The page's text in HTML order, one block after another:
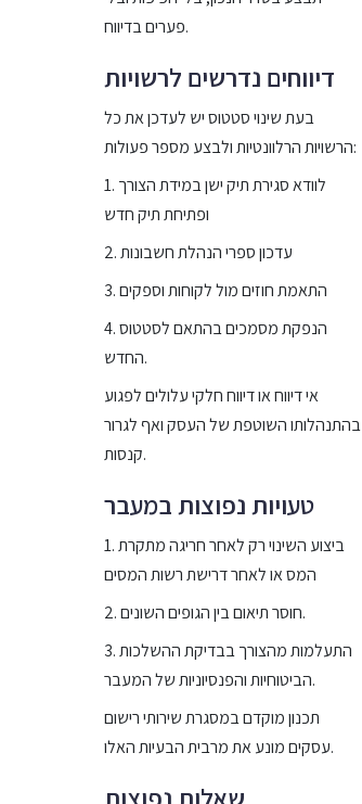
פערים בדיווח.
דיווחים נדרשים לרשויות
בעת שינוי סטטוס יש לעדכן את כל
הרשויות הרלוונטיות ולבצע מספר פעולות:
1. לוודא סגירת תיק ישן במידת הצורך
ופתיחת תיק חדש
2. עדכון ספרי הנהלת חשבונות
3. התאמת חוזים מול לקוחות וספקים
4. הנפקת מסמכים בהתאם לסטטוס
החדש.
אי דיווח או דיווח חלקי עלולים לפגוע
בהתנהלותו השוטפת של העסק ואף לגרור
קנסות.
טעויות נפוצות במעבר
1. ביצוע השינוי רק לאחר חריגה מתקרת
המס או לאחר דרישת רשות המסים
2. חוסר תיאום בין הגופים השונים.
3. התעלמות מהצורך בבדיקת ההשלכות
הביטוחיות והפנסיוניות של המעבר.
תכנון מוקדם במסגרת שירותי רישום
עסקים מונע את מרבית הבעיות האלו.